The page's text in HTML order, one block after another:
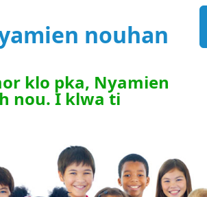
nouhan
klo pka, Nyamien
nou. I klwa ti